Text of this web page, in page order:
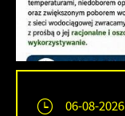
06-08-2026